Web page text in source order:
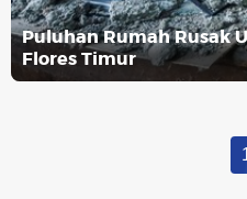
Puluhan Rumah Rusak
Flores Timur